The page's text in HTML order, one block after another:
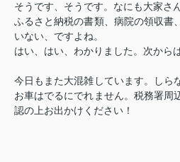
そうです、そうです。なにも大家さ
ふるさと納税の書類、病院の領収書
いない、ですよね。
はい、はい、わかりました。次から
今日もまた大混雑しています。しら
お車はでるにでれません。税務署周
認の上お出かけください！